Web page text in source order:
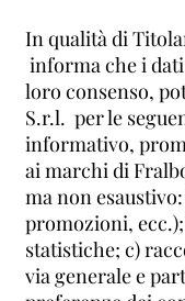
In qualità di
informa che i
loro consenso,
S.r.l. per le
informativo,
ai marchi di
ma non
promozioni,
statistiche; c)
via generale e